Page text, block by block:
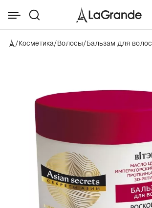
/Косметика/Волосы/Бальзам для волос